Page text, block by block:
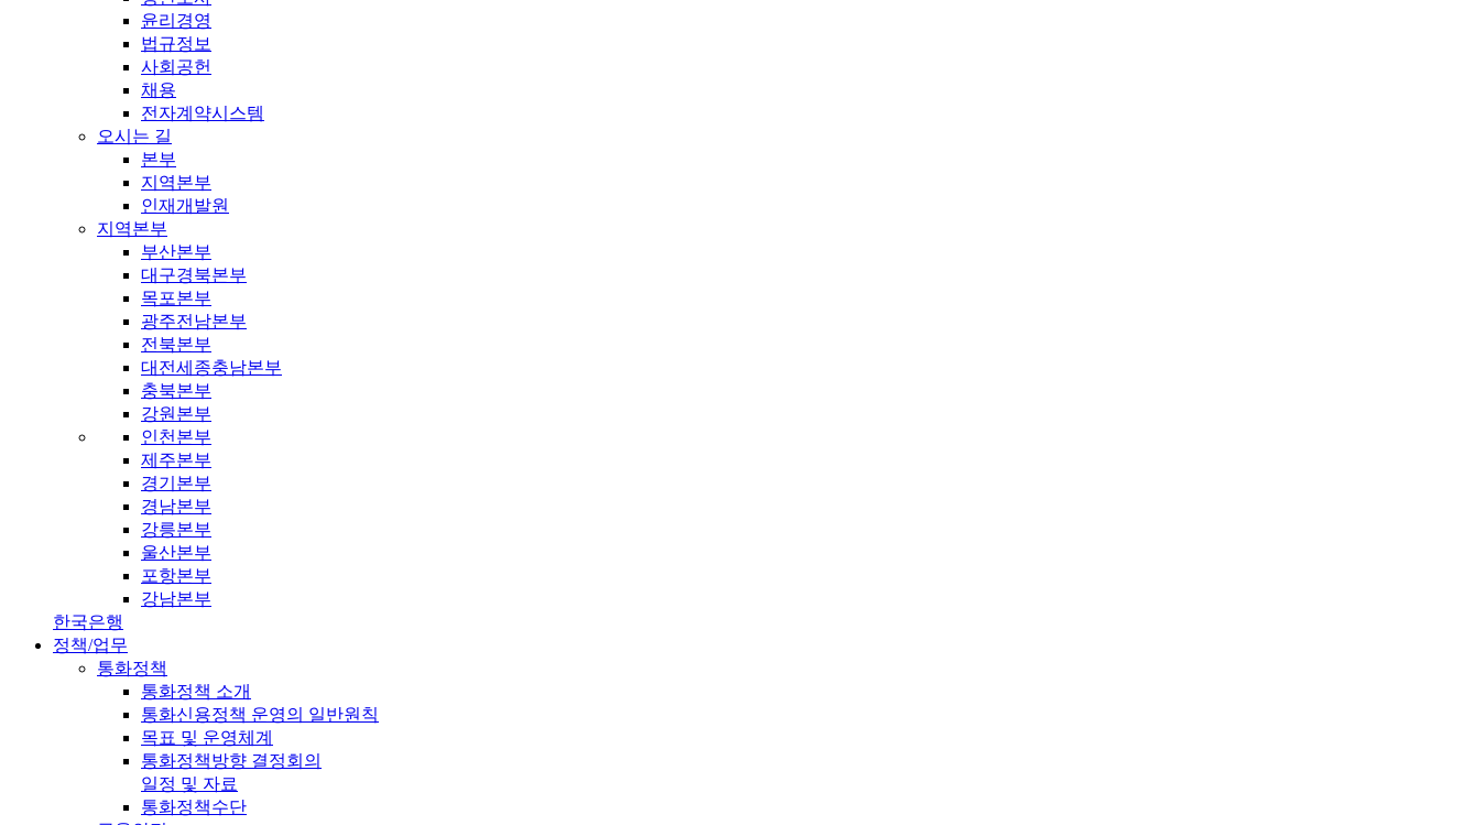
윤리경영
법규정보
사회공헌
채용
전자계약시스템
오시는 길
본부
지역본부
인재개발원
지역본부
부산본부
대구경북본부
목포본부
광주전남본부
전북본부
대전세종충남본부
충북본부
강원본부
인천본부
제주본부
경기본부
경남본부
강릉본부
울산본부
포항본부
강남본부
한국은행
정책/업무
통화정책
통화정책 소개
통화신용정책 운영의 일반원칙
목표 및 운영체계
통화정책방향 결정회의
일정 및 자료
통화정책수단